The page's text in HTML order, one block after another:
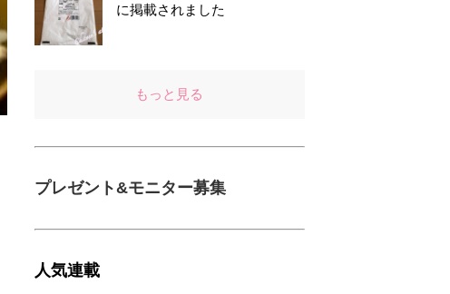
に掲載されました
もっと見る
プレゼント&モニター募集
人気連載